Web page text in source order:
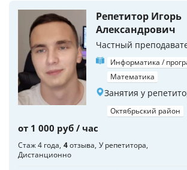
Репетитор Игорь
Александрович
Частный
Информатика /
Математика
Занятия у
Октябрьский район
от 1 000 руб / час
Стаж 4 года 4отзыва У репетитора
Дистанционно